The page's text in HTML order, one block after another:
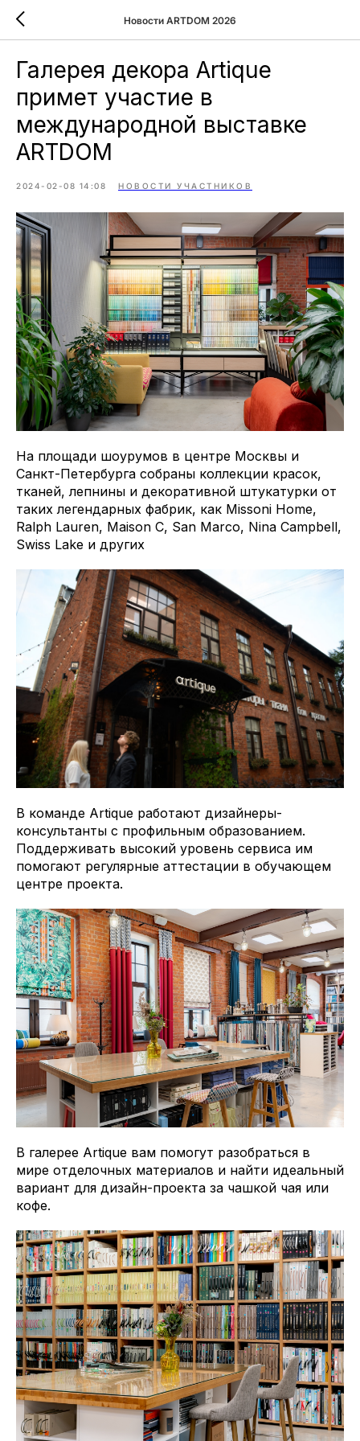
Новости ARTDOM 2026
Галерея декора Artique
примет участие в
международной выставке
ARTDOM
2024-02-08 14:08 НОВОСТИ УЧАСТНИКОВ
На площади шоурумов в центре Москвы и
Санкт-Петербурга собраны коллекции красок,
тканей, лепнины и декоративной штукатурки от
таких легендарных фабрик, как Missoni Home,
Ralph Lauren, Maison C, San Marco, Nina Campbell,
Swiss Lake и других
В команде Artique работают дизайнеры-
консультанты с профильным образованием.
Поддерживать высокий уровень сервиса им
помогают регулярные аттестации в обучающем
центре проекта.
В галерее Artique вам помогут разобраться в
мире отделочных материалов и найти идеальный
вариант для дизайн-проекта за чашкой чая или
кофе.